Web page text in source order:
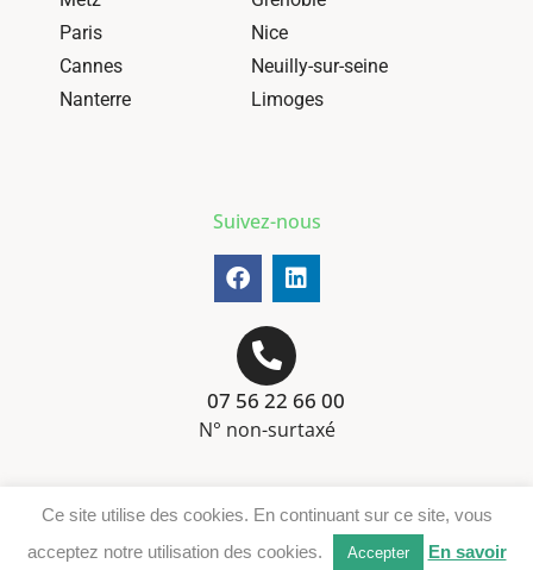
Paris
Nice
Cannes
Neuilly-sur-seine
Nanterre
Limoges
Suivez-nous
07 56 22 66 00
N° non-surtaxé
Téléchargement DER
Ce site utilise des cookies. En continuant sur ce site, vous
acceptez notre utilisation des cookies.
Accepter En savoir